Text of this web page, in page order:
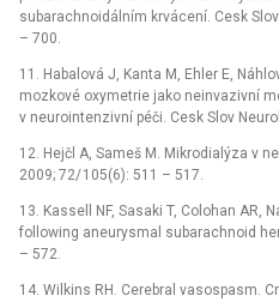
subarachnoidálním krvácení. Cesk
–⁠ 700.
11. Habalová J, Kanta M, Ehler E,
mozkové oxymetrie jako neinvazivní
v neurointenzivní péči. Cesk Slov
12. Hejčl A, Sameš M. Mikrodialýza v
2009; 72/ 105(6): 511 –⁠ 517.
13. Kassell NF, Sasaki T, Colohan AR,
following aneurysmal subarachnoid
–⁠ 572.
14. Wilkins RH. Cerebral vasospasm.